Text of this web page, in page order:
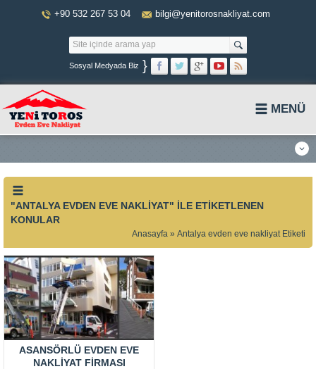
+90 532 267 53 04 bilgi@yenitorosnakliyat.com
Sosyal Medyada Biz }
MENÜ
"ANTALYA EVDEN EVE NAKLIYAT" ILE ETIKETLENEN
KONULAR
Anasayfa » Antalya evden eve nakliyat Etiketi
ASANSÖRLÜ EVDEN EVE
NAKLIYAT FIRMASI